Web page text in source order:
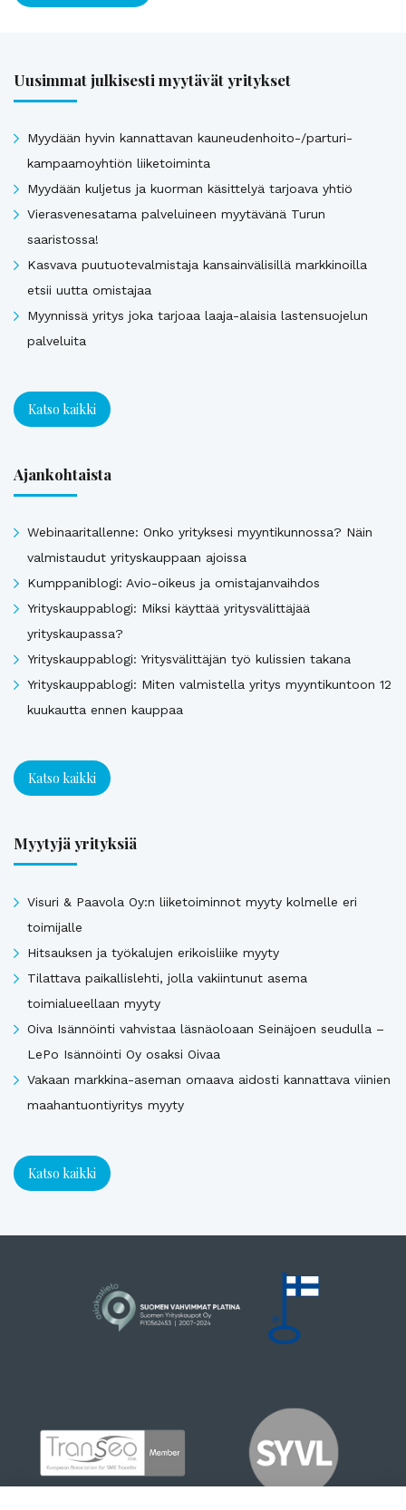
Uusimmat julkisesti myytävät yritykset
Myydään hyvin kannattavan kauneudenhoito-/parturi-
kampaamoyhtiön liiketoiminta
Myydään kuljetus ja kuorman käsittelyä tarjoava yhtiö
Vierasvenesatama palveluineen myytävänä Turun
saaristossa!
Kasvava puutuotevalmistaja kansainvälisillä markkinoilla
etsii uutta omistajaa
Myynnissä yritys joka tarjoaa laaja-alaisia lastensuojelun
palveluita
Katso kaikki
Ajankohtaista
Webinaaritallenne: Onko yrityksesi myyntikunnossa? Näin
valmistaudut yrityskauppaan ajoissa
Kumppaniblogi: Avio-oikeus ja omistajanvaihdos
Yrityskauppablogi: Miksi käyttää yritysvälittäjää
yrityskaupassa?
Yrityskauppablogi: Yritysvälittäjän työ kulissien takana
Yrityskauppablogi: Miten valmistella yritys myyntikuntoon 12
kuukautta ennen kauppaa
Katso kaikki
Myytyjä yrityksiä
Visuri & Paavola Oy:n liiketoiminnot myyty kolmelle eri
toimijalle
Hitsauksen ja työkalujen erikoisliike myyty
Tilattava paikallislehti, jolla vakiintunut asema
toimialueellaan myyty
Oiva Isännöinti vahvistaa läsnäoloaan Seinäjoen seudulla –
LePo Isännöinti Oy osaksi Oivaa
Vakaan markkina-aseman omaava aidosti kannattava viinien
maahantuontiyritys myyty
Katso kaikki